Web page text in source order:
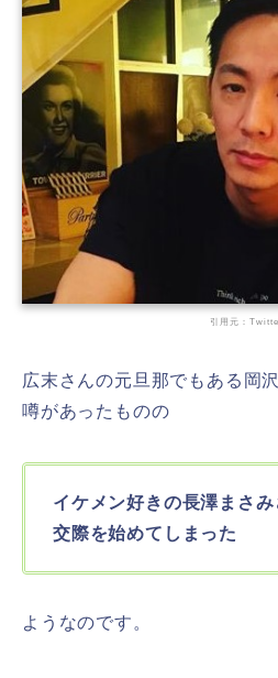
引用元：
広末さんの元旦那でもある岡
噂があったものの
イケメン好きの長澤まさ
交際を始めてしまった
ようなのです。